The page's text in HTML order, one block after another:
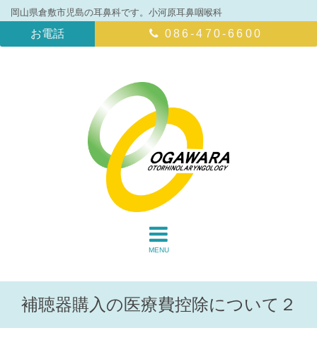
岡山県倉敷市児島の耳鼻科です。小河原耳鼻咽喉科
086-470-6600
お電話
MENU
補聴器購入の医療費控除について２